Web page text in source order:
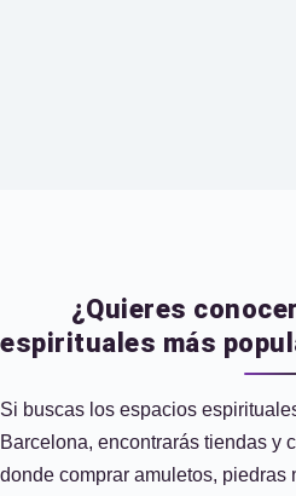
¿Quieres
espirituales más
Si buscas los espacios
Barcelona, encontrarás tiendas y
donde comprar amuletos, piedras